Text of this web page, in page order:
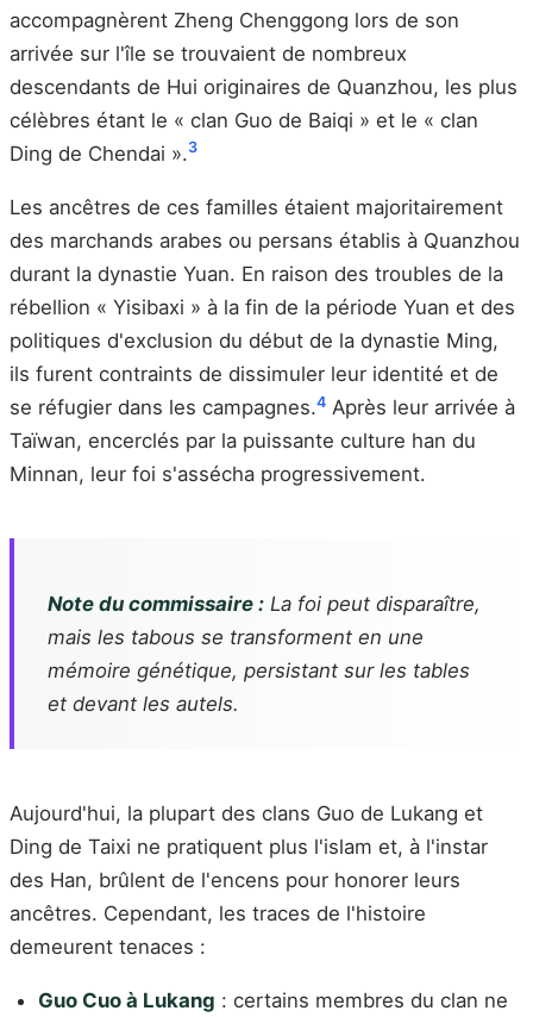
accompagnèrent Zheng Chenggong lors de son
arrivée sur l'île se trouvaient de nombreux
descendants de Hui originaires de Quanzhou, les plus
célèbres étant le « clan Guo de Baiqi » et le « clan
Ding de Chendai ».3
Les ancêtres de ces familles étaient majoritairement
des marchands arabes ou persans établis à Quanzhou
durant la dynastie Yuan. En raison des troubles de la
rébellion « Yisibaxi » à la fin de la période Yuan et des
politiques d'exclusion du début de la dynastie Ming,
ils furent contraints de dissimuler leur identité et de
se réfugier dans les campagnes.4 Après leur arrivée à
Taïwan, encerclés par la puissante culture han du
Minnan, leur foi s'assécha progressivement.
Note du commissaire : La foi peut disparaître,
mais les tabous se transforment en une
mémoire génétique, persistant sur les tables
et devant les autels.
Aujourd'hui, la plupart des clans Guo de Lukang et
Ding de Taixi ne pratiquent plus l'islam et, à l'instar
des Han, brûlent de l'encens pour honorer leurs
ancêtres. Cependant, les traces de l'histoire
demeurent tenaces :
Guo Cuo à Lukang : certains membres du clan ne